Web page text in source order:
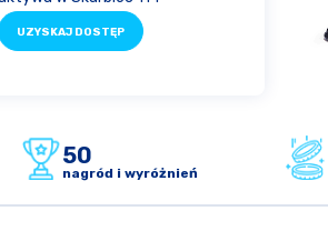
UZYSKAJ DOSTĘP
50
nagród i wyróżnień